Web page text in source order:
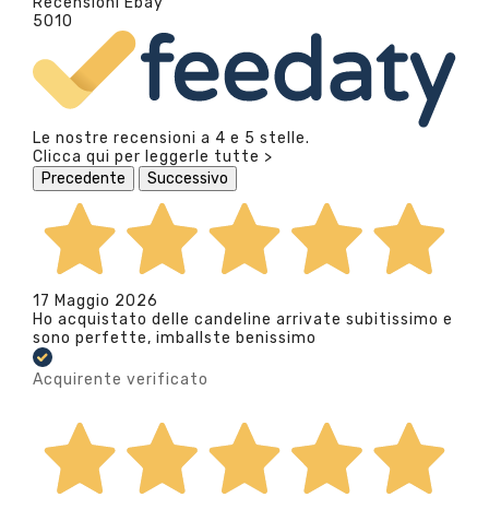
5010
Le nostre recensioni a 4 e 5 stelle.
Clicca qui per leggerle tutte >
Precedente
Successivo
17 Maggio 2026
Ho acquistato delle candeline arrivate subitissimo e
sono perfette, imballste benissimo
Acquirente verificato